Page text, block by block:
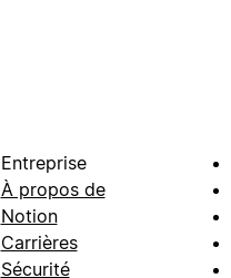
Entreprise
À propos de
Notion
Carrières
Sécurité